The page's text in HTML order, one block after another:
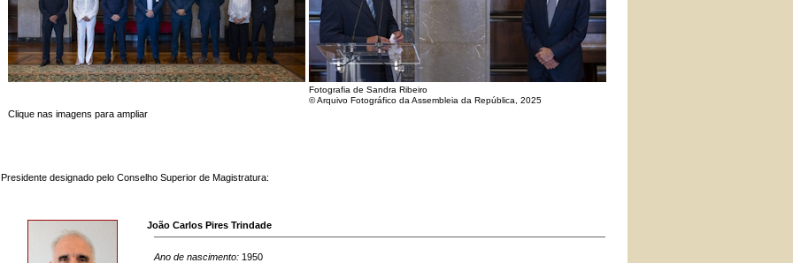
Clique nas imagens para ampliar
Fotografia de Sandra Ribeiro
© Arquivo Fotográfico da Assembleia da República, 2025
Presidente designado pelo Conselho Superior de Magistratura:
João Carlos Pires Trindade
Ano de nascimento: 1950